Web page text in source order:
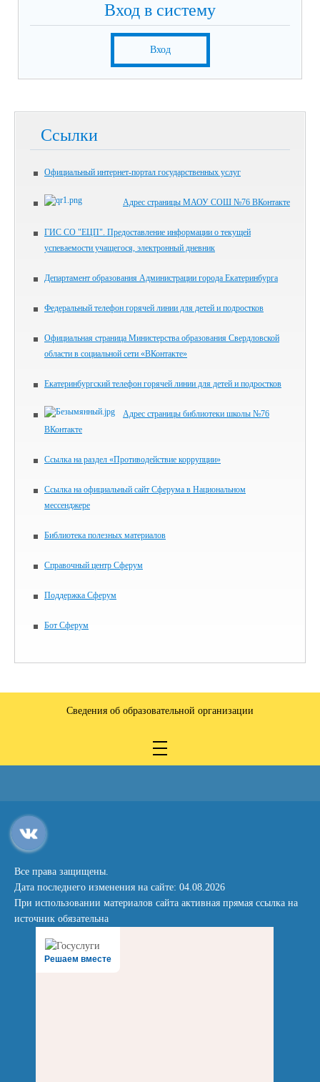
Вход в систему
Вход
Ссылки
Официальный интернет-портал государственных услуг
Адрес страницы МАОУ СОШ №76 ВКонтакте
ГИС СО "ЕЦП". Предоставление информации о текущей
успеваемости учащегося, электронный дневник
Департамент образования Администрации города Екатеринбурга
Федеральный телефон горячей линии для детей и подростков
Официальная страница Министерства образования Свердловской
области в социальной сети «ВКонтакте»
Екатеринбургский телефон горячей линии для детей и подростков
Адрес страницы библиотеки школы №76
ВКонтакте
Ссылка на раздел «Противодействие коррупции»
Ссылка на официальный сайт Сферума в Национальном
мессенджере
Библиотека полезных материалов
Справочный центр Сферум
Поддержка Сферум
Бот Сферум
Сведения об образовательной организации
Все права защищены.
Дата последнего изменения на сайте: 04.08.2026
При использовании материалов сайта активная прямая ссылка на
источник обязательна
Решаем вместе